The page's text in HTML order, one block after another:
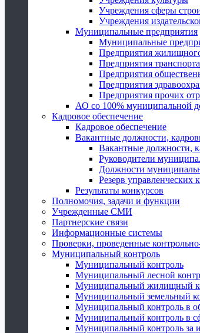
Учреждения сферы
Учреждения
Муниципальные предприятия
Муниципальные
Предприятия
Предприятия транспорта
Предприятия
Предприятия
Предприятия прочих
АО со 100% муниципальной
Кадровое обеспечение
Кадровое обеспечение
Вакантные должности,
Вакантные должности,
Руководители
Должности
Резерв управленческих
Результаты конкурсов
Полномочия, задачи и функции
Учрежденные СМИ
Партнерские связи
Информационные системы
Проверки, проведенные
Муниципальный контроль
Муниципальный контроль
Муниципальный лесной
Муниципальный жилищный
Муниципальный земельный
Муниципальный контроль в
Муниципальный контроль в
Муниципальный контроль за